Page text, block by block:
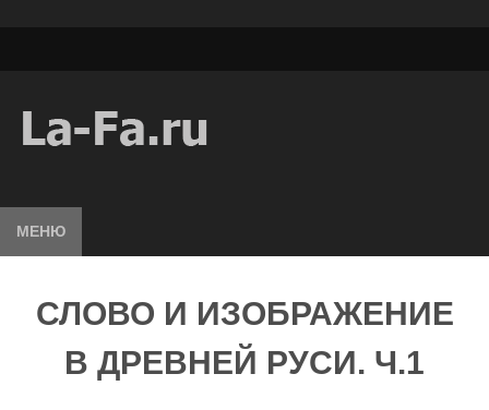
МЕНЮ
СЛОВО И ИЗОБРАЖЕНИЕ
В ДРЕВНЕЙ РУСИ. Ч.1